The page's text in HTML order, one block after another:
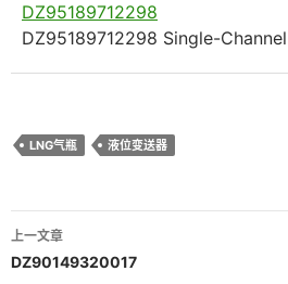
DZ95189712298
DZ95189712298 Single-
LNG气瓶 液位变送器
文
章
上一文章
DZ90149320017